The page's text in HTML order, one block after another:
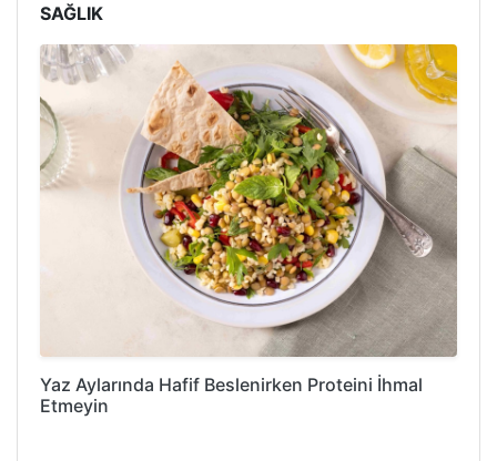
SAĞLIK
Yaz Aylarında Hafif Beslenirken Proteini İhmal
Etmeyin